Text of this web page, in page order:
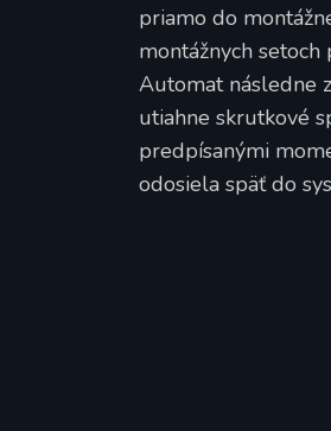
priamo do
montážnych
Automat následne
utiahne skrutkové
predpísanými
odosiela späť do